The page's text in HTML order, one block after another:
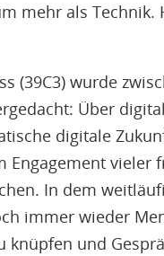
mehr als Technik.
(39C3) wurde
Über
digitale
Engagement
In dem
immer wieder
knüpfen und